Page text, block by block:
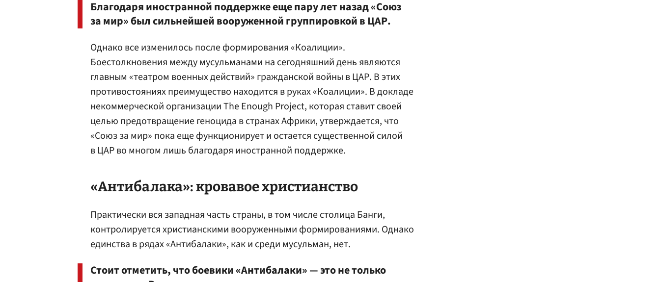
Благодаря иностранной поддержке еще пару лет назад «Союз
за мир» был сильнейшей вооруженной группировкой в ЦАР.
Однако все изменилось после формирования «Коалиции».
Боестолкновения между мусульманами на сегодняшний день являются
главным «театром военных действий» гражданской войны в ЦАР. В этих
противостояниях преимущество находится в руках «Коалиции». В докладе
некоммерческой организации The Enough Project, которая ставит своей
целью предотвращение геноцида в странах Африки, утверждается, что
«Союз за мир» пока еще функционирует и остается существенной силой
в ЦАР во многом лишь благодаря иностранной поддержке.
«Антибалака»: кровавое христианство
Практически вся западная часть страны, в том числе столица Банги,
контролируется христианскими вооруженными формированиями. Однако
единства в рядах «Антибалаки», как и среди мусульман, нет.
Стоит отметить, что боевики «Антибалаки» — это не только